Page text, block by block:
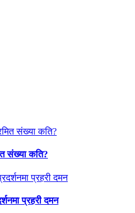
संख्या कति?
प्रहरी दमन